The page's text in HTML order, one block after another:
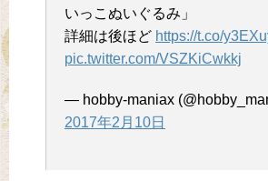
いっこぬいぐるみ」
詳細は後ほど https://t.co/
pic.twitter.com/VSZKiCwkkj
— hobby-maniax
2017年2月10日